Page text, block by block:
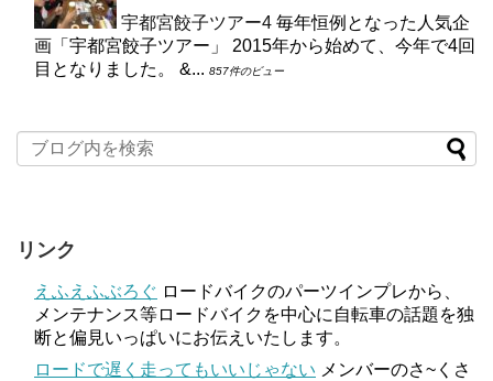
宇都宮餃子ツアー4 毎年恒例となった人気企
画「宇都宮餃子ツアー」 2015年から始めて、今年で4回
目となりました。 &... 857件のビュー
リンク
えふえふぶろぐ ロードバイクのパーツインプレから、
メンテナンス等ロードバイクを中心に自転車の話題を独
断と偏見いっぱいにお伝えいたします。
ロードで遅く走ってもいいじゃない メンバーのさ~くさ